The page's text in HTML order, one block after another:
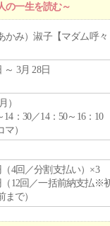
の一生を読む～
かみ）淑子【マダム呼々
～ 3月 28日
月 ）
14：30／14：50～16：10
マ）
（4回／分割支払い）×3
（12回／一括前納支払※
まで）